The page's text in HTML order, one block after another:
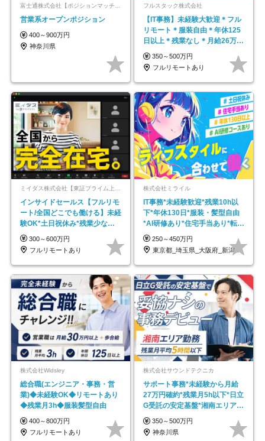
富士通株式会社【ポジションマッチ登録】
営業系オープンポジション
400～900万円
神奈川県
フルスタック株式会社
【IT事務】未経験大歓迎＊フル
リモート＊服装自由＊年休125
日以上＊残業なし＊月給26万円
以上
350～500万円
フルリモートあり
インサイドセールス【フルリモ
ート/全国どこでも働ける】未経
験OK*土日祝休み*残業少なめ*
在宅勤務手当あり
300～600万円
フルリモートあり
株式会社ミライル
IT事務*未経験歓迎*残業10h以
下*年休130日*服装・髪型自由
*AI研修あり*住宅手当あり*転勤
なし
250～450万円
東京都_埼玉県_大阪府_新潟県_福岡県
株式会社Widsley
総合職(エンジニア・事務・営
業)◆未経験OK◆リモートあり
◆残業月3h◆服装髪型自由
400～800万円
フルリモートあり
株式会社サウンドテクニカ
サポート事務*未経験から月給
27万円確約*残業月5h以下*日立
G受託の安定基盤*湘南エリア勤
務
350～500万円
神奈川県